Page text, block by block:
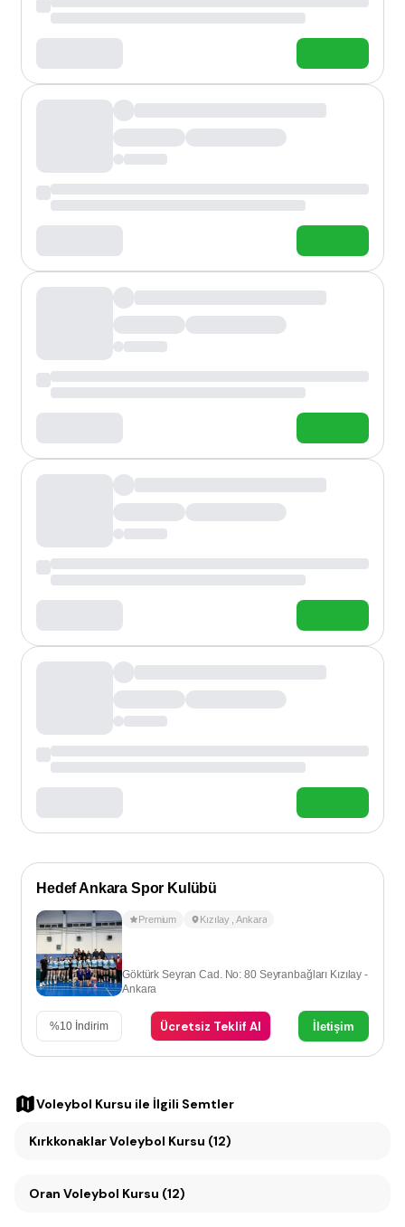
Hedef Ankara Spor Kulübü
Premium Kızılay ,Ankara
Göktürk Seyran Cad. No: 80 Seyranbağları Kızılay -
Ankara
%10 İndirim Ücretsiz Teklif Al İletişim
Voleybol Kursu ile İlgili Semtler
Kırkkonaklar Voleybol Kursu (12)
Oran Voleybol Kursu (12)